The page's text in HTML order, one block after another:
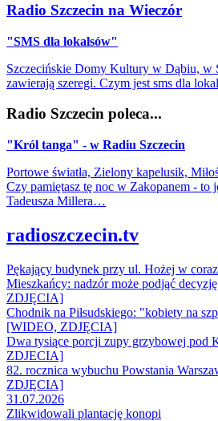
Radio Szczecin na Wieczór
"SMS dla lokalsów"
Szczecińskie Domy Kultury w Dąbiu, w
zawierają szeregi. Czym jest sms dla
Radio Szczecin poleca...
"Król tanga" - w Radiu Szczecin
Portowe światła, Zielony kapelusik,
Czy pamiętasz tę noc w Zakopanem - to
Tadeusza Millera…
radioszczecin.tv
Pękający budynek przy ul. Hożej w
Mieszkańcy: nadzór może podjąć
ZDJĘCIA]
Chodnik na Piłsudskiego: "kobiety na
[WIDEO, ZDJĘCIA]
Dwa tysiące porcji zupy grzybowej pod
ZDJECIA]
82. rocznica wybuchu Powstania
ZDJĘCIA]
31.07.2026
Zlikwidowali plantację konopi